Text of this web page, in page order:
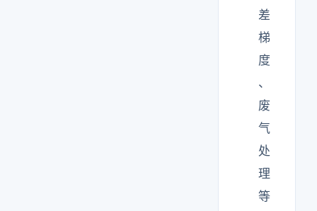
差
梯
度
、
废
气
处
理
等